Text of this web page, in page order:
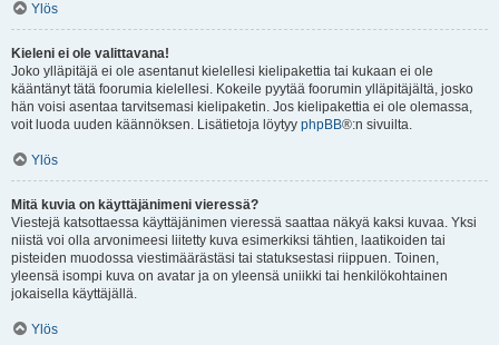
Ylös
Kieleni ei ole valittavana!
Joko ylläpitäjä ei ole asentanut kielellesi kielipakettia tai kukaan ei ole
kääntänyt tätä foorumia kielellesi. Kokeile pyytää foorumin ylläpitäjältä, josko
hän voisi asentaa tarvitsemasi kielipaketin. Jos kielipakettia ei ole olemassa,
voit luoda uuden käännöksen. Lisätietoja löytyy phpBB®:n sivuilta.
Ylös
Mitä kuvia on käyttäjänimeni vieressä?
Viestejä katsottaessa käyttäjänimen vieressä saattaa näkyä kaksi kuvaa. Yksi
niistä voi olla arvonimeesi liitetty kuva esimerkiksi tähtien, laatikoiden tai
pisteiden muodossa viestimäärästäsi tai statuksestasi riippuen. Toinen,
yleensä isompi kuva on avatar ja on yleensä uniikki tai henkilökohtainen
jokaisella käyttäjällä.
Ylös